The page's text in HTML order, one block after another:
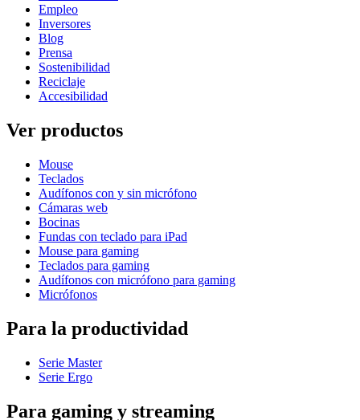
Empleo
Inversores
Blog
Prensa
Sostenibilidad
Reciclaje
Accesibilidad
Ver productos
Mouse
Teclados
Audífonos con y sin micrófono
Cámaras web
Bocinas
Fundas con teclado para iPad
Mouse para gaming
Teclados para gaming
Audífonos con micrófono para gaming
Micrófonos
Para la productividad
Serie Master
Serie Ergo
Para gaming y streaming